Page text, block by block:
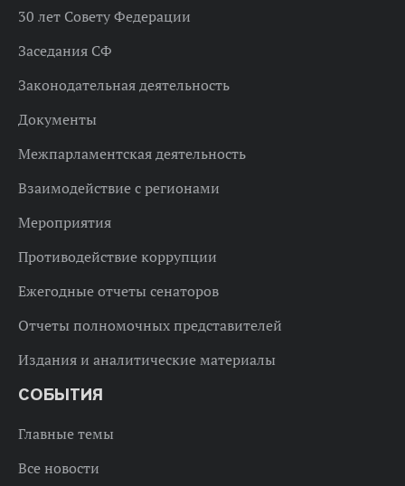
30 лет Совету Федерации
Заседания СФ
Законодательная деятельность
Документы
Межпарламентская деятельность
Взаимодействие с регионами
Мероприятия
Противодействие коррупции
Ежегодные отчеты сенаторов
Отчеты полномочных представителей
Издания и аналитические материалы
СОБЫТИЯ
Главные темы
Все новости